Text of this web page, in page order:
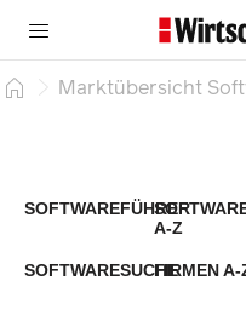
Marktübersicht
SOFTWAREFÜHRER
A-Z
SOFTWARESUCHEFIRMEN A-